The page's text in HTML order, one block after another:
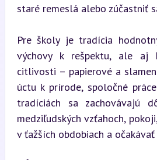
staré remeslá alebo zúčastniť
Pre školy je tradícia
výchovy k rešpektu, ale aj
citlivosti – papierové a
úctu k prírode, spoločné
tradíciách sa zachovávajú
medziľudských vzťahoch,
v ťažších obdobiach a očakávať